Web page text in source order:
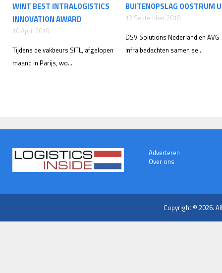
WINT BEST INTRALOGISTICS
INNOVATION AWARD
10 April 2019
Tijdens de vakbeurs SITL, afgelopen
maand in Parijs, wo...
BUITENOPSLAG OOSTRUM
12 September 2018
DSV Solutions Nederland en AVG
Infra bedachten samen ee...
Adverteren
Over ons
Copyright © 2026.